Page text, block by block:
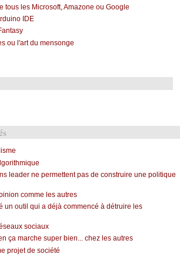
tous les Microsoft, Amazone ou Google
IDE
ou l'art du mensonge
leader ne permettent pas de construire une politique
comme les autres
un outil qui a déjà commencé à détruire les
sociaux
ça marche super bien... chez les autres
projet de société